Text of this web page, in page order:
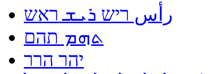
رأس ריש ܪܝܫ ראש
ܬܗܡ תהם
יהר הרר